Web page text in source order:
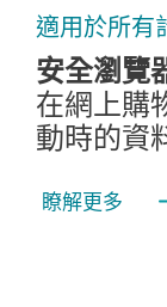
適用於所有
安全瀏覽
在網上購
動時的資
瞭解更多